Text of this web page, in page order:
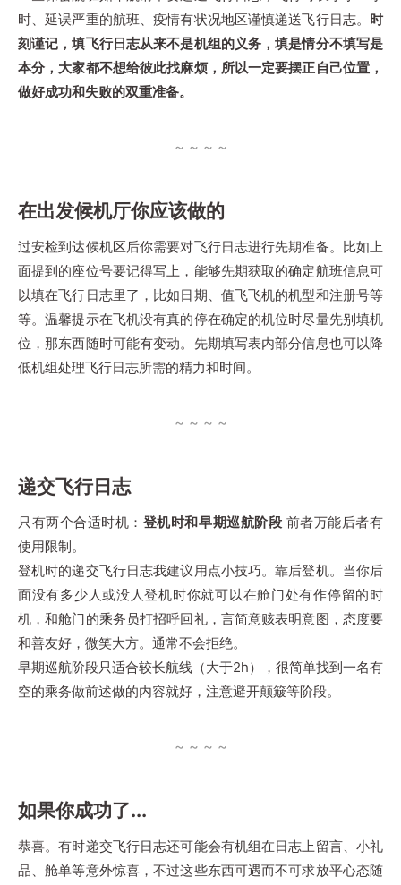
时、延误严重的航班、疫情有状况地区谨慎递送飞行日志。 时
刻谨记，填飞行日志从来不是机组的义务，填是情分不填写是
本分，大家都不想给彼此找麻烦，所以一定要摆正自己位置，
做好成功和失败的双重准备。
在出发候机厅你应该做的
过安检到达候机区后你需要对飞行日志进行先期准备。比如上
面提到的座位号要记得写上，能够先期获取的确定航班信息可
以填在飞行日志里了，比如日期、值飞飞机的机型和注册号等
等。温馨提示在飞机没有真的停在确定的机位时尽量先别填机
位，那东西随时可能有变动。先期填写表内部分信息也可以降
低机组处理飞行日志所需的精力和时间。
递交飞行日志
只有两个合适时机： 登机时和早期巡航阶段 前者万能后者有
使用限制。
登机时的递交飞行日志我建议用点小技巧。靠后登机。当你后
面没有多少人或没人登机时你就可以在舱门处有作停留的时
机，和舱门的乘务员打招呼回礼，言简意赅表明意图，态度要
和善友好，微笑大方。通常不会拒绝。
早期巡航阶段只适合较长航线（大于2h），很简单找到一名有
空的乘务做前述做的内容就好，注意避开颠簸等阶段。
如果你成功了...
恭喜。有时递交飞行日志还可能会有机组在日志上留言、小礼
品、舱单等意外惊喜，不过这些东西可遇而不可求放平心态随